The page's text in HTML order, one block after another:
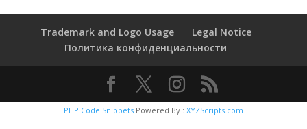
Trademark and Logo Usage
Legal Notice
Политика конфиденциальности
PHP Code Snippets Powered By : XYZScripts.com